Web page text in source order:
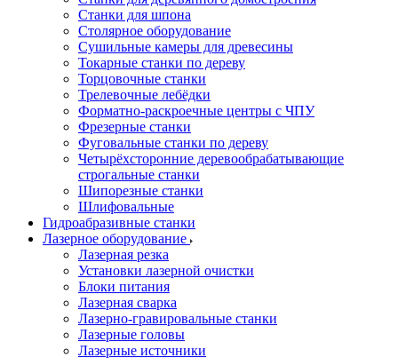
Станки для шпона
Столярное оборудование
Сушильные камеры для древесины
Токарные станки по дереву
Торцовочные станки
Трелевочные лебёдки
Форматно-раскроечные центры с ЧПУ
Фрезерные станки
Фуговальные станки по дереву
Четырёхсторонние деревообрабатывающие
строгальные станки
Шипорезные станки
Шлифовальные
Гидроабразивные станки
Лазерное оборудование
Лазерная резка
Установки лазерной очистки
Блоки питания
Лазерная сварка
Лазерно-гравировальные станки
Лазерные головы
Лазерные источники